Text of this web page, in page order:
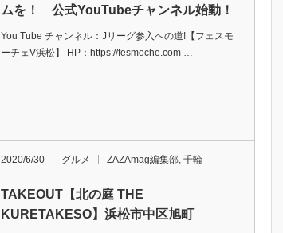
ムを！ 公式YouTubeチャンネル始動！
You Tube チャンネル：Jリーグ参入への道!【フェスモ
ーチェV浜松】 HP：https://fesmoche.com …
2020/6/30 グルメ ZAZAmag編集部, 千輪
TAKEOUT【北の庭 THE
KURETAKESO】浜松市中区旭町